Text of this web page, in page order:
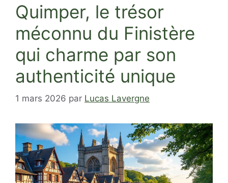
Quimper, le trésor
méconnu du Finistère
qui charme par son
authenticité unique
1 mars 2026 par Lucas Lavergne